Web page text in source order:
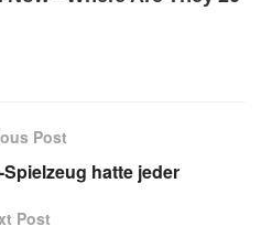
Post
hatte jeder
Post